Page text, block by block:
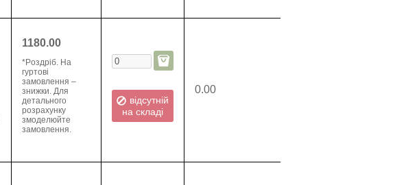
1180.00
*Pоздріб. На
гуртові
замовлення –
знижки. Для
детального
розрахунку
змоделюйте
замовлення.
відсутній
на складі
0.00